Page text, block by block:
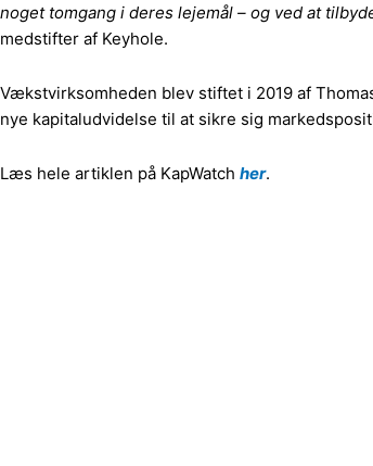
noget tomgang i deres lejemål – og ved at
medstifter af Keyhole.
Vækstvirksomheden blev stiftet i 2019 af
nye kapitaludvidelse til at sikre sig
Læs hele artiklen på KapWatch her.